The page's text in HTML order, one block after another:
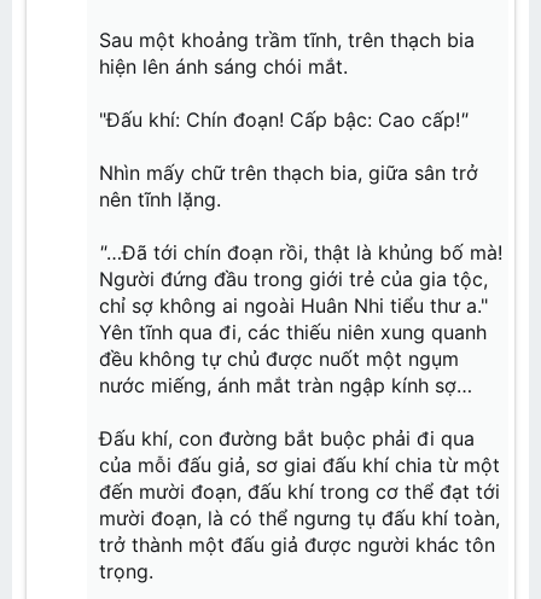
Sau một khoảng trầm tĩnh, trên thạch bia
hiện lên ánh sáng chói mắt.
"Đấu khí: Chín đoạn! Cấp bậc: Cao cấp!"
Nhìn mấy chữ trên thạch bia, giữa sân trở
nên tĩnh lặng.
"…Đã tới chín đoạn rồi, thật là khủng bố mà!
Người đứng đầu trong giới trẻ của gia tộc,
chỉ sợ không ai ngoài Huân Nhi tiểu thư a."
Yên tĩnh qua đi, các thiếu niên xung quanh
đều không tự chủ được nuốt một ngụm
nước miếng, ánh mắt tràn ngập kính sợ…
Đấu khí, con đường bắt buộc phải đi qua
của mỗi đấu giả, sơ giai đấu khí chia từ một
đến mười đoạn, đấu khí trong cơ thể đạt tới
mười đoạn, là có thể ngưng tụ đấu khí toàn,
trở thành một đấu giả được người khác tôn
trọng.